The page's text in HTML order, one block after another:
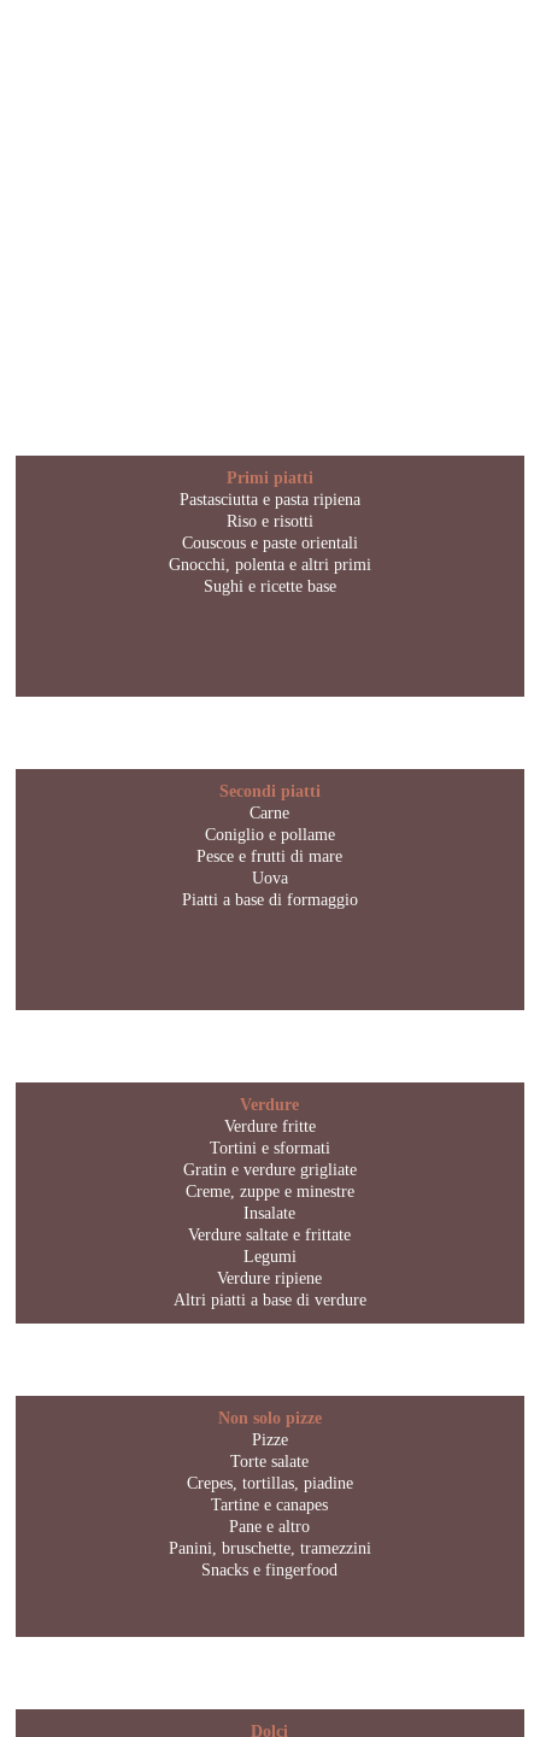
Primi piatti
Pastasciutta e pasta ripiena
Riso e risotti
Couscous e paste orientali
Gnocchi, polenta e altri primi
Sughi e ricette base
Secondi piatti
Carne
Coniglio e pollame
Pesce e frutti di mare
Uova
Piatti a base di formaggio
Verdure
Verdure fritte
Tortini e sformati
Gratin e verdure grigliate
Creme, zuppe e minestre
Insalate
Verdure saltate e frittate
Legumi
Verdure ripiene
Altri piatti a base di verdure
Non solo pizze
Pizze
Torte salate
Crepes, tortillas, piadine
Tartine e canapes
Pane e altro
Panini, bruschette, tramezzini
Snacks e fingerfood
Dolci